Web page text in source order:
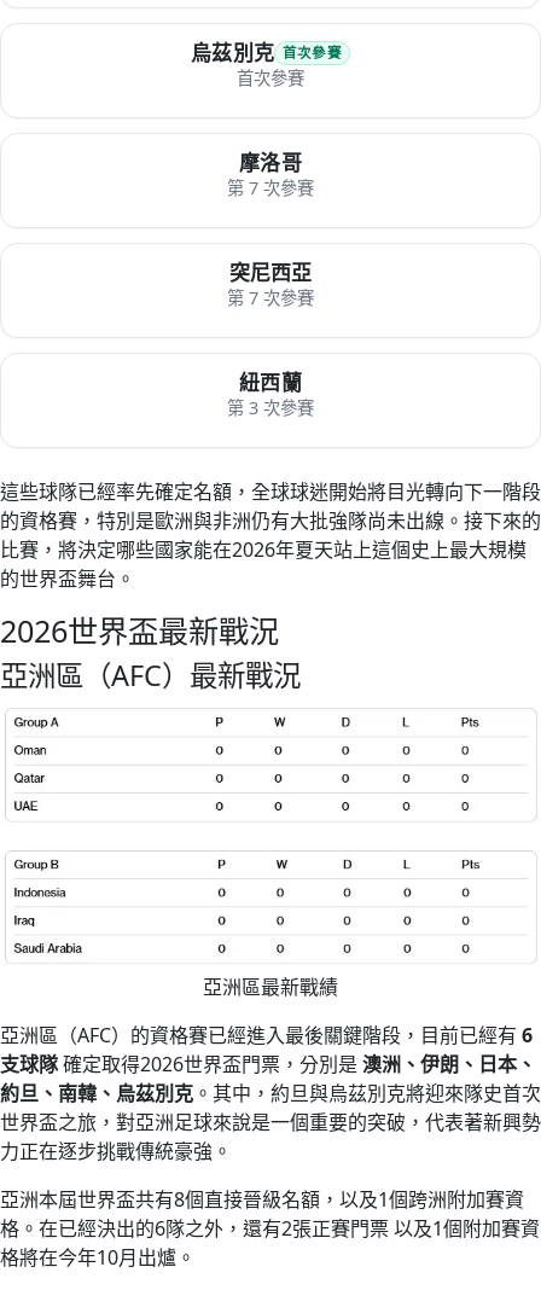
烏茲別克 首次參賽
首次參賽
摩洛哥
第 7 次參賽
突尼西亞
第 7 次參賽
紐西蘭
第 3 次參賽
這些球隊已經率先確定名額，全球球迷開始將目光轉向下一階段
的資格賽，特別是歐洲與非洲仍有大批強隊尚未出線。接下來的
比賽，將決定哪些國家能在2026年夏天站上這個史上最大規模
的世界盃舞台。
2026世界盃最新戰況
亞洲區（AFC）最新戰況
亞洲區最新戰績
亞洲區（AFC）的資格賽已經進入最後關鍵階段，目前已經有 6
支球隊確定取得2026世界盃門票，分別是 澳洲、伊朗、日本、
約旦、南韓、烏茲別克 。其中，約旦與烏茲別克將迎來隊史首次
世界盃之旅，對亞洲足球來說是一個重要的突破，代表著新興勢
力正在逐步挑戰傳統豪強。
亞洲本屆世界盃共有8個直接晉級名額，以及1個跨洲附加賽資
格。在已經決出的6隊之外，還有2張正賽門票 以及1個附加賽資
格將在今年10月出爐。